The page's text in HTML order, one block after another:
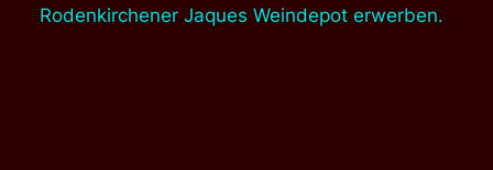
Rodenkirchener Jaques Weindepot erwerben.